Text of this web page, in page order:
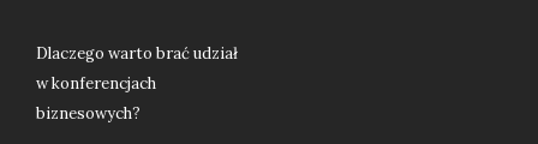
Dlaczego warto brać udział
w konferencjach
biznesowych?